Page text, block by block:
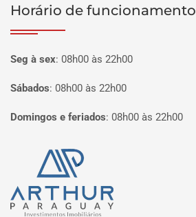
Horário de funcionamento
Seg à sex: 08h00 às 22h00
Sábados: 08h00 às 22h00
Domingos e feriados: 08h00 às 22h00
Página inicial